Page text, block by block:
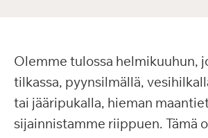
Olemme tulossa helmikuuhun,
tilkassa, pyynsilmällä,
tai jääripukalla, hieman
sijainnistamme riippuen. Tämä